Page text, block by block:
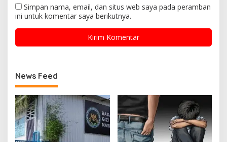
Simpan nama, email, dan situs web saya pada peramban
ini untuk komentar saya berikutnya.
News Feed